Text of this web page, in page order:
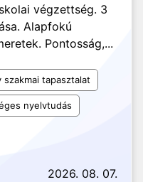
végzettség. 3
Alapfokú
Pontosság,...
szakmai tapasztalat
nyelvtudás
2026. 08. 07.